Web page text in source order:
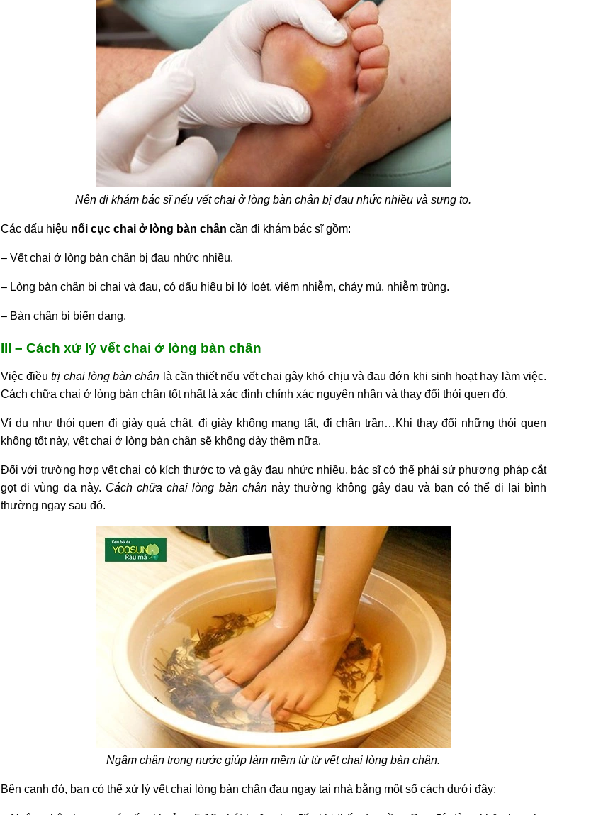
Nên đi khám bác sĩ nếu vết chai ở lòng bàn chân bị đau nhức nhiều và sưng to.
Các dấu hiệu nổi cục chai ở lòng bàn chân cần đi khám bác sĩ gồm:
– Vết chai ở lòng bàn chân bị đau nhức nhiều.
– Lòng bàn chân bị chai và đau, có dấu hiệu bị lở loét, viêm nhiễm, chảy mủ, nhiễm trùng.
– Bàn chân bị biến dạng.
III – Cách xử lý vết chai ở lòng bàn chân
Việc điềutrị chai lòng bàn chân là cần thiết nếu vết chai gây khó chịu và đau đớn khi sinh hoạt hay làm việc.
Cách chữa chai ở lòng bàn chân tốt nhất là xác định chính xác nguyên nhân và thay đổi thói quen đó.
Ví dụ như thói quen đi giày quá chật, đi giày không mang tất, đi chân trần…Khi thay đổi những thói quen
không tốt này, vết chai ở lòng bàn chân sẽ không dày thêm nữa.
Đối với trường hợp vết chai có kích thước to và gây đau nhức nhiều, bác sĩ có thể phải sử phương pháp cắt
gọt đi vùng da này. Cách chữa chai lòng bàn chânnày thường không gây đau và bạn có thể đi lại bình
thường ngay sau đó.
Ngâm chân trong nước giúp làm mềm từ từ vết chai lòng bàn chân.
Bên cạnh đó, bạn có thể xử lý vết chai lòng bàn chân đau ngay tại nhà bằng một số cách dưới đây: